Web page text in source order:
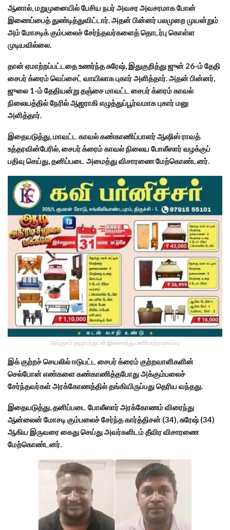
ஆனால், மறுமுனையில் பேசிய நபர் அவசர அவசரமாக போன்
இணைப்பைத் துண்டித்துவிட்டார். அதன் பின்னர் பலமுறை முயன்றும்
அம் மோசடிக் கும்பலைச் சேர்ந்தவர்களைத் தொடர்பு கொள்ள
முடியவில்லை.
தான் ஏமாற்றப்பட்டதை உணர்ந்த சுரேஷ், இதுகுறித்து ஜுன் 26-ம் தேதி
சைபர் க்ரைம் வெப்சைட் வாயிலாக புகார் அளித்தார். அதன் பின்னர்,
ஜுலை 1-ம் தேதியன்று தஞ்சை மாவட்ட சைபர் க்ரைம் காவல்
நிலையத்தில் நேரில் ஆஜராகி எழுத்துப்பூர்வமாக புகார் மனு
அளித்தார்.
இதையடுத்து, மாவட்ட காவல் கண்காணிப்பாளர் ஆஷிஸ் ராவத்
உத்தரவின்பேரில், சைபர் க்ரைம் காவல் நிலைய போலீஸார் வழக்குப்
பதிவு செய்து, தனிப்படை அமைத்து விசாரணை மேற்கொண்டனர்.
அங்குசம் குழுமத்துடன் இணைந்து பணியாற்ற வாய்ப்பு.
இக் குற்றச் செயலில் ஈடுபட்ட சைபர் க்ரைம் குற்றவாளிகளின்
செல்போன் எண்களை கண்காணித்தபோது அக்கும்பலைச்
சேர்ந்தவர்கள் அரக்கோணத்தில் தங்கியிருப்பது தெரிய வந்தது.
இதையடுத்து, தனிப்படை போலீஸார் அரக்கோணம் விரைந்து
ஆன்லைன் மோசடி கும்பலைச் சேர்ந்த கார்த்திசன் (34), சுரேஷ் (34)
ஆகிய இருவரை கைது செய்து அவர்களிடம் தீவிர விசாரணை
மேற்கொண்டனர்.